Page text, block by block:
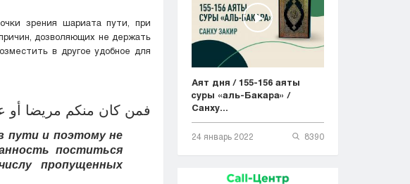
зрения шариата пути, при
дозволяющих не держать
в другое удобное для
فمن كان منكم مريضا أو
пути и поэтому не
поститься
пропущенных
Аят дня / 155-156 аяты
суры «аль-Бакара» /
Санху...
24 январь 2022 8390